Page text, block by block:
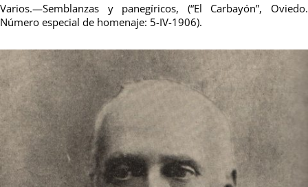
Varios.—Semblanzas y panegíricos, (“El Carbayón”, Oviedo.
Número especial de homenaje: 5-IV-1906).